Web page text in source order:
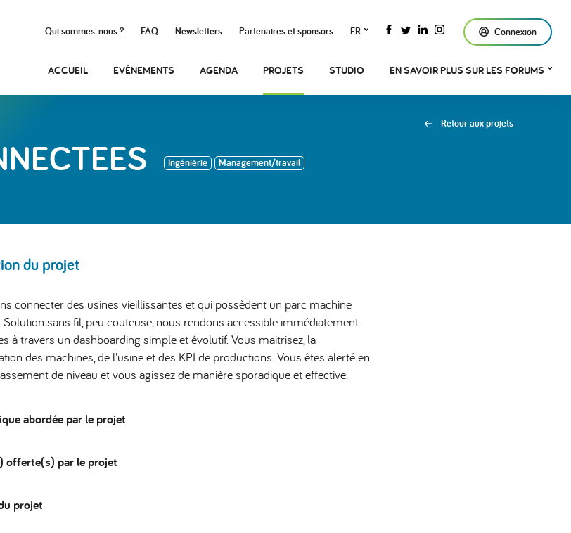
Qui sommes-nous ? FAQ Newsletters Partenaires et sponsors FR Connexion
ACCUEIL EVÉNEMENTS AGENDA PROJETS STUDIO EN SAVOIR PLUS SUR LES FORUMS
Ingéniérie Management/travail
Retour aux projets
du projet
connecter des usines vieillissantes et qui possèdent un parc machine
Solution sans fil, peu couteuse, nous rendons accessible immédiatement
à travers un dashboarding simple et évolutif. Vous maitrisez, la
des machines, de l'usine et des KPI de productions. Vous êtes alerté en
de niveau et vous agissez de manière sporadique et effective.
abordée par le projet
offerte(s) par le projet
projet